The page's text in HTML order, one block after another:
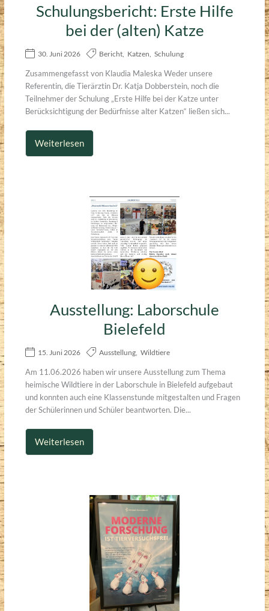
Schulungsbericht: Erste Hilfe
bei der (alten) Katze
30. Juni 2026 Bericht, Katzen Schulung
Zusammengefasst von Klaudia Maleska Weder unsere
Referentin, die Tierärztin Dr. Katja Dobberstein, noch die
Teilnehmer der Schulung „Erste Hilfe bei der Katze unter
Berücksichtigung der Bedürfnisse alter Katzen“ ließen sich...
Weiterlesen
Ausstellung: Laborschule
Bielefeld
15. Juni 2026 Ausstellung, Wildtiere
Am 11.06.2026 haben wir unsere Ausstellung zum Thema
heimische Wildtiere in der Laborschule in Bielefeld aufgebaut
und konnten auch eine Klassenstunde mitgestalten und Fragen
der Schülerinnen und Schüler beantworten. Die...
Weiterlesen